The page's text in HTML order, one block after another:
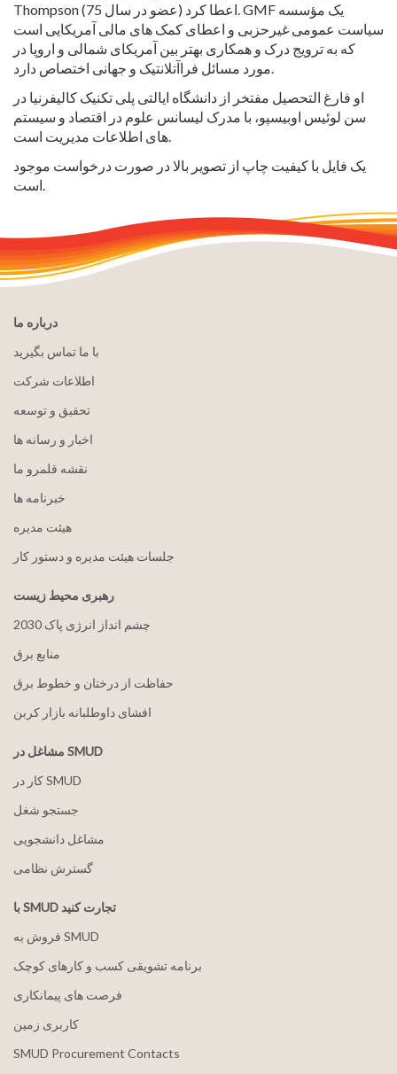
Thompson (75 عضو در سال) اعطا کرد. GMF یک مؤسسه
سیاست عمومی غیرحزبی و اعطای کمک های مالی آمریکایی است
که به ترویج درک و همکاری بهتر بین آمریکای شمالی و اروپا در
مورد مسائل فراآتلانتیک و جهانی اختصاص دارد.
او فارغ التحصیل مفتخر از دانشگاه ایالتی پلی تکنیک کالیفرنیا در
سن لوئیس اوبیسپو، با مدرک لیسانس علوم در اقتصاد و سیستم
های اطلاعات مدیریت است.
یک فایل با کیفیت چاپ از تصویر بالا در صورت درخواست موجود
است.
درباره ما
با ما تماس بگیرید
اطلاعات شرکت
تحقیق و توسعه
اخبار و رسانه ها
نقشه قلمرو ما
خبرنامه ها
هيئت مدیره
جلسات هیئت مدیره و دستور کار
رهبری محیط زیست
2030 چشم انداز انرژی پاک
منابع برق
حفاظت از درختان و خطوط برق
افشای داوطلبانه بازار کربن
مشاغل در SMUD
کار در SMUD
جستجو شغل
مشاغل دانشجویی
گسترش نظامی
با SMUD تجارت کنید
فروش به SMUD
برنامه تشویقی کسب و کارهای کوچک
فرصت های پیمانکاری
کاربری زمین
SMUD Procurement Contacts